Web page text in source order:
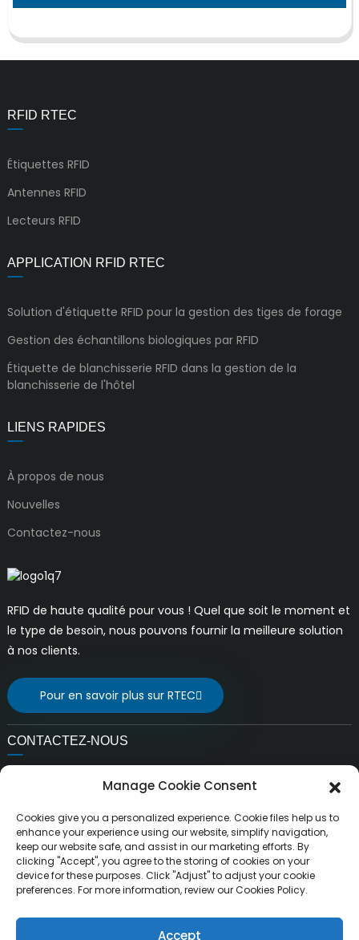
RFID RTEC
Étiquettes RFID
Antennes RFID
Lecteurs RFID
APPLICATION RFID RTEC
Solution d'étiquette RFID pour la gestion des tiges de forage
Gestion des échantillons biologiques par RFID
Étiquette de blanchisserie RFID dans la gestion de la
blanchisserie de l'hôtel
LIENS RAPIDES
À propos de nous
Nouvelles
Contactez-nous
RFID de haute qualité pour vous ! Quel que soit le moment et
le type de besoin, nous pouvons fournir la meilleure solution
à nos clients.
Pour en savoir plus sur RTEC
CONTACTEZ-NOUS
ventes@rfrid.com
Adresse:
10e bâtiment, base d'innovation, district d'innovation
scientifique, ville de MianYang, Sichuan, Chine 621000
Manage Cookie Consent
Cookies give you a personalized experience. Cookie files help us to
enhance your experience using our website, simplify navigation,
keep our website safe, and assist in our marketing efforts. By
clicking "Accept", you agree to the storing of cookies on your
device for these purposes. Click "Adjust" to adjust your cookie
preferences. For more information, review our Cookies Policy.
Accept